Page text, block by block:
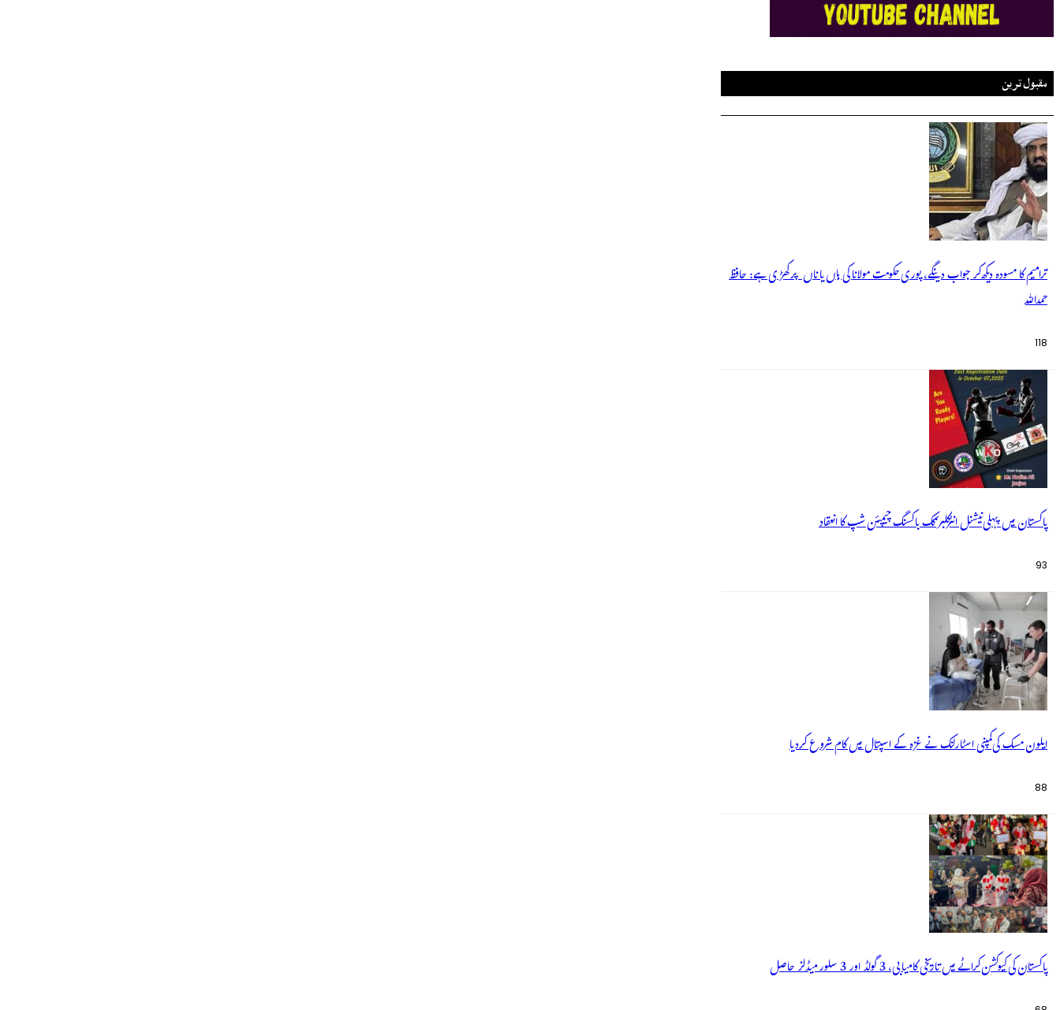
مقبول ترین
ترامیم کا مسودہ دیکھ کر جواب دینگے، پوری حکومت مولانا کی ہاں یا ناں پر کھڑی ہے: حافظ
حمداللہ
118
پاکستان میں پہلی نیشنل انٹرکلبز کک باکسنگ چیمپئن شپ کا انعقاد
93
ایلون مسک کی کمپنی اسٹارلنک نے غزہ کے اسپتال میں کام شروع کردیا
88
پاکستان کی کیوکشن کراٹے میں تاریخی کامیابی، 3 گولڈ اور 3 سلور میڈلز حاصل